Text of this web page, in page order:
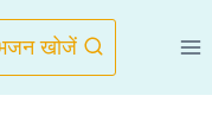
खोजें